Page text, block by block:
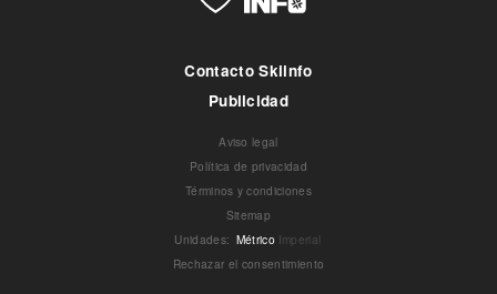
Contacto Skiinfo
Publicidad
Aviso legal
Política de privacidad
Términos y condiciones
Sitemap
Unidades: Métrico Imperial
Rechazar el consentimiento